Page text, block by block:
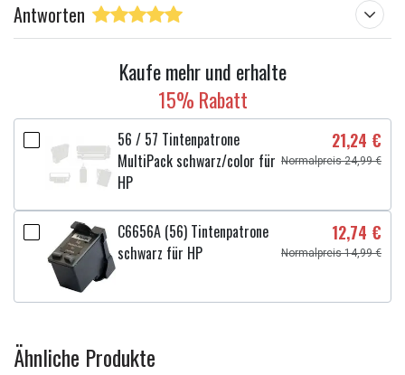
Weitere Informationen zu den Eigenschaften
Antworten
Kaufe mehr und erhalte
15% Rabatt
56 / 57 Tintenpatrone
MultiPack schwarz/color für
HP
21,24 €
Normalpreis 24,99 €
C6656A (56) Tintenpatrone
schwarz für HP
12,74 €
Normalpreis 14,99 €
Ähnliche Produkte